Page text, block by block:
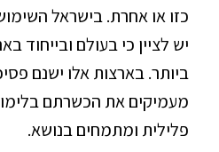
כזו או אחרת. בישראל
יש לציין כי בעולם
ביותר. בארצות אלו ישנם
מעמיקים את הכשרתם
פלילית ומתמחים בנושא.